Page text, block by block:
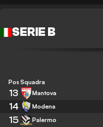
SERIE B
Pos Squadra
13 Mantova
14 Modena
15 Palermo